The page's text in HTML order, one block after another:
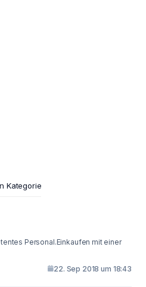
Kategorie
Personal.Einkaufen mit einer
22. Sep 2018 um 18:43